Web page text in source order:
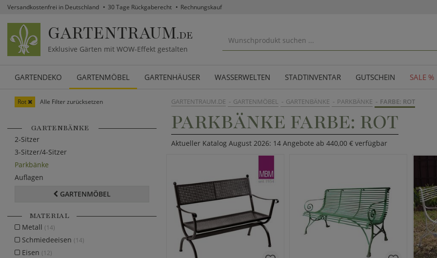
Versandkostenfrei in Deutschland 30 Tage Rückgaberecht Rechnungskauf
GARTENTRAUM.DE
Exklusive Gärten mit WOW-Effekt gestalten
GARTENDEKO GARTENMÖBEL GARTENHÄUSER WASSERWELTEN STADTINVENTAR GUTSCHEIN SALE %
GARTENTRAUM.DE GARTENMÖBEL GARTENBÄNKE PARKBÄNKE FARBE: ROT
PARKBÄNKE FARBE: ROT
Aktueller Katalog August 2026: 14 Angebote ab 440,00 € verfügbar
Rot Alle Filter zurücksetzen
GARTENBÄNKE
2-Sitzer
3-Sitzer/4-Sitzer
Parkbänke
Auflagen
GARTENMÖBEL
MATERIAL
Metall (14)
Schmiedeeisen (14)
Eisen (12)